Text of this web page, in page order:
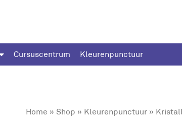
Cursuscentrum Kleurenpunctuur
Home » Shop » Kleurenpunctuur»